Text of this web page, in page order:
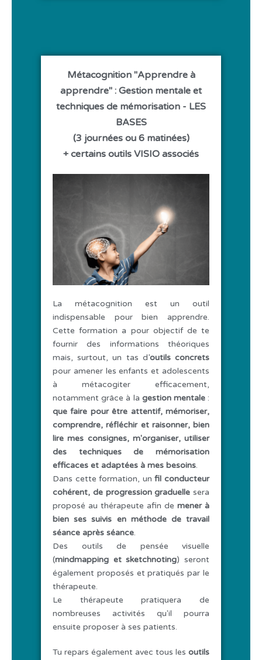
Métacognition "Apprendre à
apprendre" : Gestion mentale et
techniques de mémorisation - LES
BASES
(3 journées ou 6 matinées)
+ certains outils VISIO associés
La métacognition est un outil
indispensable pour bien apprendre.
Cette formation a pour objectif de te
fournir des informations théoriques
mais, surtout, un tas d’outils concrets
pour amener les enfants et adolescents
à métacogiter efficacement,
notamment grâce à la gestion mentale:
que faire pour être attentif, mémoriser,
comprendre, réfléchir et raisonner, bien
lire mes consignes, m'organiser, utiliser
des techniques de mémorisation
efficaces et adaptées à mes besoins.
Dans cette formation, unfil conducteur
cohérent, de progression graduelle sera
proposé au thérapeute afin de mener à
bien ses suivis en méthode de travail
séance après séance.
Des outils de pensée visuelle
(mindmapping et sketchnoting) seront
également proposés et pratiqués par le
thérapeute.
Le thérapeute pratiquera de
nombreuses activités qu'il pourra
ensuite proposer à ses patients.
Tu repars également avec tous les outils